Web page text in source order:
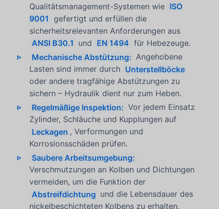
Qualitätsmanagement-Systemen wie ISO
9001
gefertigt und erfüllen die
sicherheitsrelevanten Anforderungen aus
ANSI B30.1 und EN 1494 für Hebezeuge.
Mechanische Abstützung: Angehobene
Lasten sind immer durch Unterstellböcke
oder andere tragfähige Abstützungen zu
sichern – Hydraulik dient nur zum Heben.
Regelmäßige Inspektion: Vor jedem Einsatz
Zylinder, Schläuche und Kupplungen auf
Leckagen , Verformungen und
Korrosionsschäden prüfen.
Saubere Arbeitsumgebung:
Verschmutzungen an Kolben und Dichtungen
vermeiden, um die Funktion der
Abstreifdichtung und die Lebensdauer des
nickelbeschichteten Kolbens zu erhalten.